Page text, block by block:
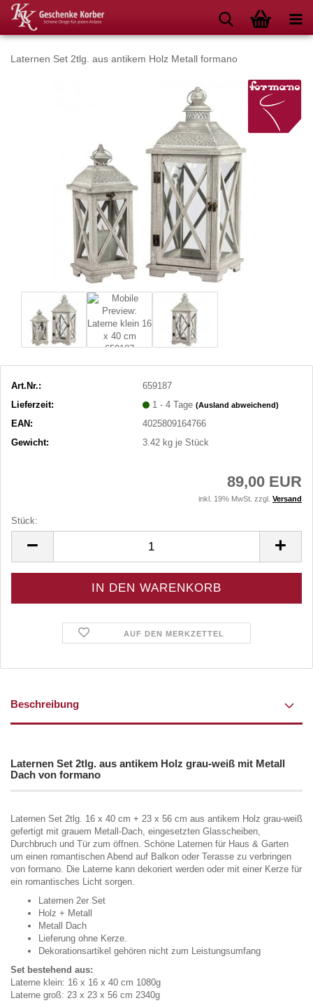
Laternen Set 2tlg. aus antikem Holz Metall formano
Art.Nr.:
659187
Lieferzeit:
1 - 4 Tage(Ausland abweichend)
EAN:
4025809164766
Gewicht:
3.42 kg je Stück
89,00 EUR
inkl. 19% MwSt. zzgl. Versand
Stück:
AUF DEN MERKZETTEL
Beschreibung
Laternen Set 2tlg. aus antikem Holz grau-weiß mit Metall
Dach von formano
Laternen Set 2tlg. 16 x 40 cm + 23 x 56 cm aus antikem Holz grau-weiß
gefertigt mit grauem Metall-Dach, eingesetzten Glasscheiben,
Durchbruch und Tür zum öffnen. Schöne Laternen für Haus & Garten
um einen romantischen Abend auf Balkon oder Terasse zu verbringen
von formano. Die Laterne kann dekoriert werden oder mit einer Kerze für
ein romantisches Licht sorgen.
Laternen 2er Set
Holz + Metall
Metall Dach
Lieferung ohne Kerze.
Dekorationsartikel gehören nicht zum Leistungsumfang
Set bestehend aus:
Laterne klein: 16 x 16 x 40 cm 1080g
Laterne groß: 23 x 23 x 56 cm 2340g